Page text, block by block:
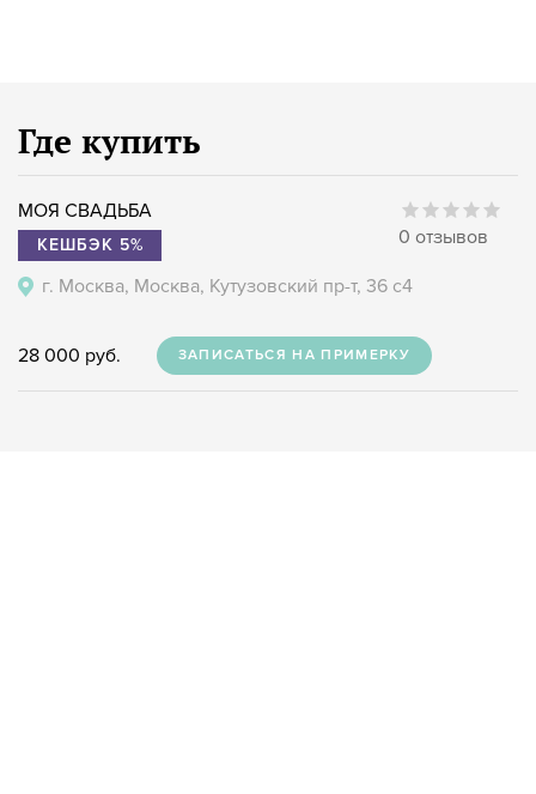
Где купить
МОЯ СВАДЬБА
КЕШБЭК 5% 0 отзывов
г. Москва, Москва, Кутузовский пр-т, 36 с4
28 000 руб. ЗАПИСАТЬСЯ НА ПРИМЕРКУ